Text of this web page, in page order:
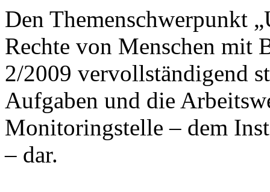
Den Themenschwerpunkt
Rechte von Menschen mit
2/2009 vervollständigend
Aufgaben und die
Monitoringstelle – dem
– dar.